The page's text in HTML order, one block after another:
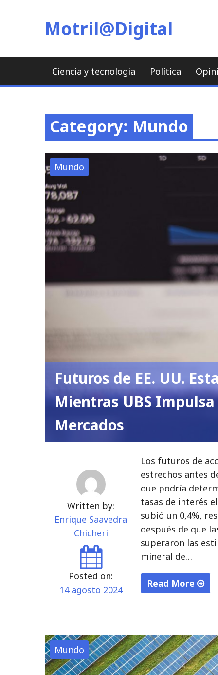
Motril@Digital
Ciencia y tecnologia Política
Category: Mundo
Mundo
Futuros de EE. UU.
Mientras UBS Impulsa
Mercados
Written by:
Enrique Saavedra
Chicheri
Posted on:
14 agosto 2024
Los futuros de
estrechos antes
que podría
tasas de interés
subió un 0,4%,
después de que
superaron las
mineral de…
Read More
UU.
Estables
Antes
Mundo